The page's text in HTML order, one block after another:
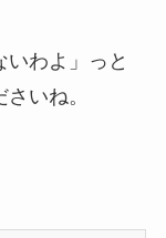
いわよ」っと
いね。